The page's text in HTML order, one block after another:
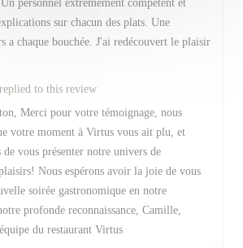
personnel extrêmement compétent et
sur chacun des plats. Une
a chaque bouchée. J'ai redécouvert le plaisir
to this review
Merci pour votre témoignage, nous
votre moment à Virtus vous ait plu, et
de vous présenter notre univers de
Nous espérons avoir la joie de vous
soirée gastronomique en notre
profonde reconnaissance, Camille,
du restaurant Virtus